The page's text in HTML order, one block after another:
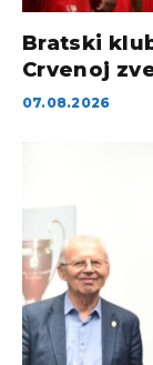
Bratski
Crvenoj
07.08.2026